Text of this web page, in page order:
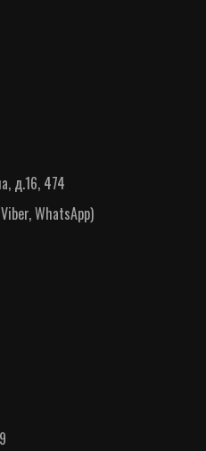
д.16, 474
Viber,WhatsApp)